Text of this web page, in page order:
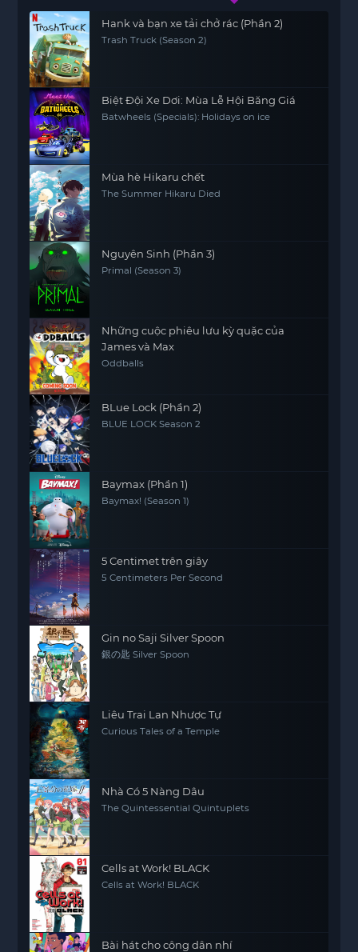
Hank và bạn xe tải chở rác (Phần 2)
Trash Truck (Season 2)
Biệt Đội Xe Dơi: Mùa Lễ Hội Băng Giá
Batwheels (Specials): Holidays on ice
Mùa hè Hikaru chết
The Summer Hikaru Died
Nguyên Sinh (Phần 3)
Primal (Season 3)
Những cuộc phiêu lưu kỳ quặc của
James và Max
Oddballs
BLue Lock (Phần 2)
BLUE LOCK Season 2
Baymax (Phần 1)
Baymax! (Season 1)
5 Centimet trên giây
5 Centimeters Per Second
Gin no Saji Silver Spoon
銀の匙 Silver Spoon
Liêu Trai Lan Nhược Tự
Curious Tales of a Temple
Nhà Có 5 Nàng Dâu
The Quintessential Quintuplets
Cells at Work! BLACK
Cells at Work! BLACK
Bài hát cho công dân nhí